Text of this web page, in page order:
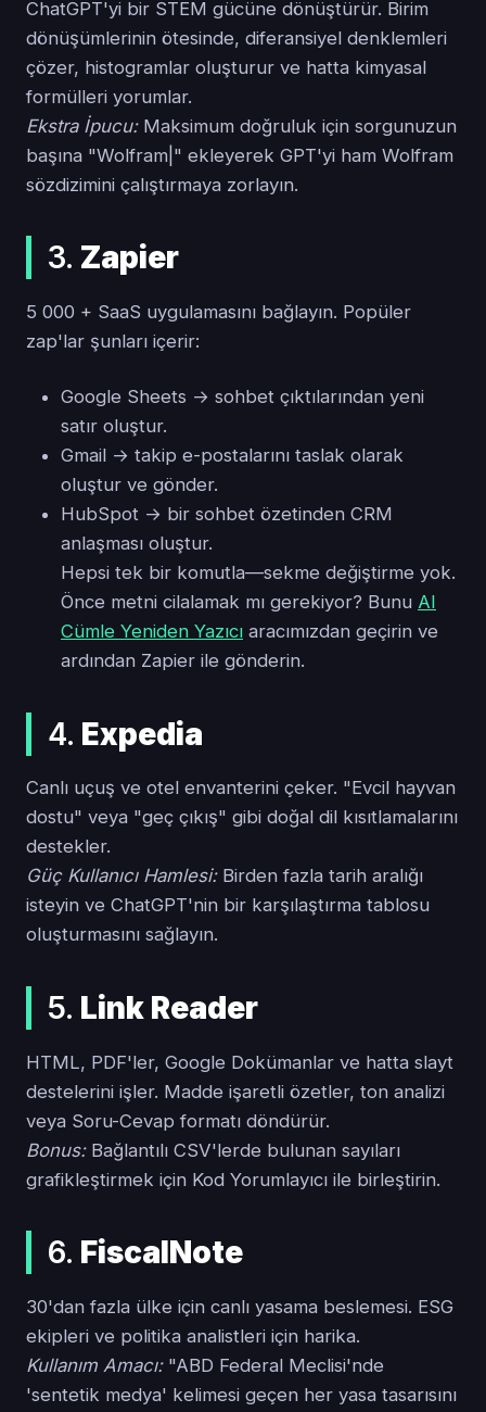
ChatGPT'yi bir STEM gücüne dönüştürür. Birim
dönüşümlerinin ötesinde, diferansiyel denklemleri
çözer, histogramlar oluşturur ve hatta kimyasal
formülleri yorumlar.
Ekstra İpucu:Maksimum doğruluk için sorgunuzun
başına "Wolfram|" ekleyerek GPT'yi ham Wolfram
sözdizimini çalıştırmaya zorlayın.
3. Zapier
5 000 + SaaS uygulamasını bağlayın. Popüler
zap'lar şunları içerir:
Google Sheets → sohbet çıktılarından yeni
satır oluştur.
Gmail → takip e-postalarını taslak olarak
oluştur ve gönder.
HubSpot → bir sohbet özetinden CRM
anlaşması oluştur.
Hepsi tek bir komutla—sekme değiştirme yok.
Önce metni cilalamak mı gerekiyor? Bunu AI
Cümle Yeniden Yazıcı aracımızdan geçirin ve
ardından Zapier ile gönderin.
4. Expedia
Canlı uçuş ve otel envanterini çeker. "Evcil hayvan
dostu" veya "geç çıkış" gibi doğal dil kısıtlamalarını
destekler.
Güç Kullanıcı Hamlesi:Birden fazla tarih aralığı
isteyin ve ChatGPT'nin bir karşılaştırma tablosu
oluşturmasını sağlayın.
5. Link Reader
HTML, PDF'ler, Google Dokümanlar ve hatta slayt
destelerini işler. Madde işaretli özetler, ton analizi
veya Soru-Cevap formatı döndürür.
Bonus:Bağlantılı CSV'lerde bulunan sayıları
grafikleştirmek için Kod Yorumlayıcı ile birleştirin.
6. FiscalNote
30'dan fazla ülke için canlı yasama beslemesi. ESG
ekipleri ve politika analistleri için harika.
Kullanım Amacı:"ABD Federal Meclisi'nde
'sentetik medya' kelimesi geçen her yasa tasarısını